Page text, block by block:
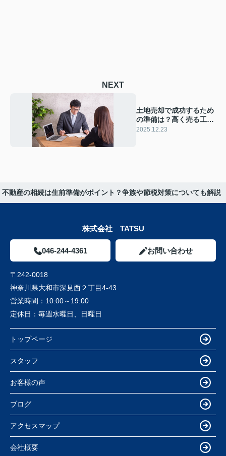
NEXT
土地売却で成功するため
の準備は？高く売る工夫
や注意点も解説
2025.12.23
不動産の相続は生前準備がポイント？争族や節税対策についても解説
株式会社 TATSU
046-244-4361 お問い合わせ
〒242-0018
神奈川県大和市深見西２丁目4-43
営業時間： 10:00～19:00
定休日： 毎週水曜日、日曜日
トップページ
スタッフ
お客様の声
ブログ
アクセスマップ
会社概要